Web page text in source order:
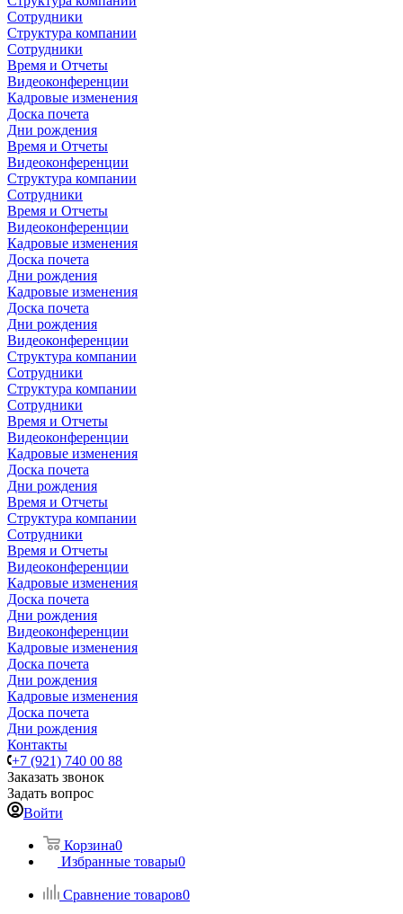
Сотрудники
Структура компании
Сотрудники
Время и Отчеты
Видеоконференции
Кадровые изменения
Доска почета
Дни рождения
Время и Отчеты
Видеоконференции
Структура компании
Сотрудники
Время и Отчеты
Видеоконференции
Кадровые изменения
Доска почета
Дни рождения
Кадровые изменения
Доска почета
Дни рождения
Видеоконференции
Структура компании
Сотрудники
Структура компании
Сотрудники
Время и Отчеты
Видеоконференции
Кадровые изменения
Доска почета
Дни рождения
Время и Отчеты
Структура компании
Сотрудники
Время и Отчеты
Видеоконференции
Кадровые изменения
Доска почета
Дни рождения
Видеоконференции
Кадровые изменения
Доска почета
Дни рождения
Кадровые изменения
Доска почета
Дни рождения
Контакты
+7 (921) 740 00 88
Заказать звонок
Задать вопрос
Войти
Корзина0
Избранные товары0
Сравнение товаров0